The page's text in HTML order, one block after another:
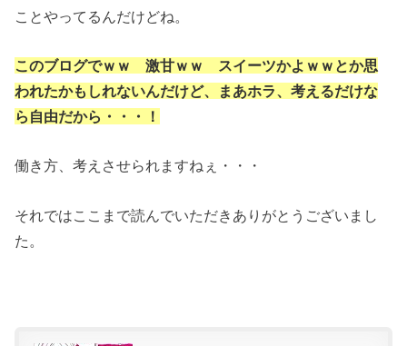
ことやってるんだけどね。
このブログでｗｗ 激甘ｗｗ スイーツかよｗｗとか思
われたかもしれないんだけど、まあホラ、考えるだけな
ら自由だから・・・！
働き方、考えさせられますねぇ・・・
それではここまで読んでいただきありがとうございまし
た。